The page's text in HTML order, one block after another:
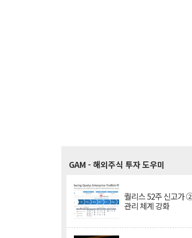
GAM - 해외주식 투자 도우미
퀄리스 52주 신고가
관리 체계 강화